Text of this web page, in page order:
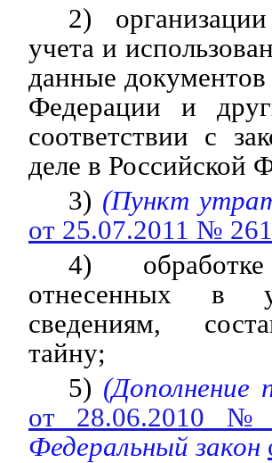
2)
учета и
данные
Федерации и
соответствии с
деле в Российской
3) (Пункт
от 25.07.2011 №
4)
отнесенных в
сведениям,
тайну;
5) (Дополнение
от 28.06.2010
Федеральный закон